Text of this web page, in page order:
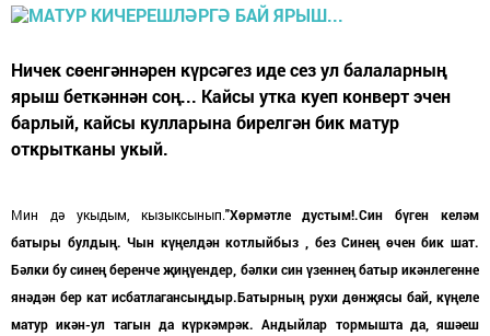
Ничек сөенгәннәрен күрсәгез иде сез ул балаларның
ярыш беткәннән соң... Кайсы утка куеп конверт эчен
барлый, кайсы кулларына бирелгән бик матур
открытканы укый.
Мин дә укыдым, кызыксынып."Хөрмәтле дустым!.Син бүген келәм
батыры булдың. Чын күңелдән котлыйбыз , без Синең өчен бик шат.
Бәлки бу синең беренче җиңүендер, бәлки син үзеннең батыр икәнлегенне
янәдән бер кат исбатлагансыңдыр.Батырның рухи дөнҗясы бай, күңеле
матур икән-ул тагын да күркәмрәк. Андыйлар тормышта да, яшәеш